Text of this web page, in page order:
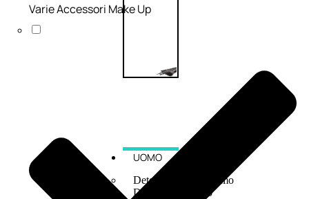
UOMO
Detergente Viso Uomo
Dopobarba Uomo
Varie Accessori Make Up